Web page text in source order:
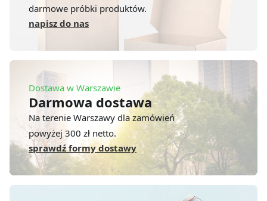
darmowe próbki produktów.
napisz do nas
Dostawa w Warszawie
Darmowa dostawa
Na terenie Warszawy dla zamówień
powyżej 300 zł netto.
sprawdź formy dostawy